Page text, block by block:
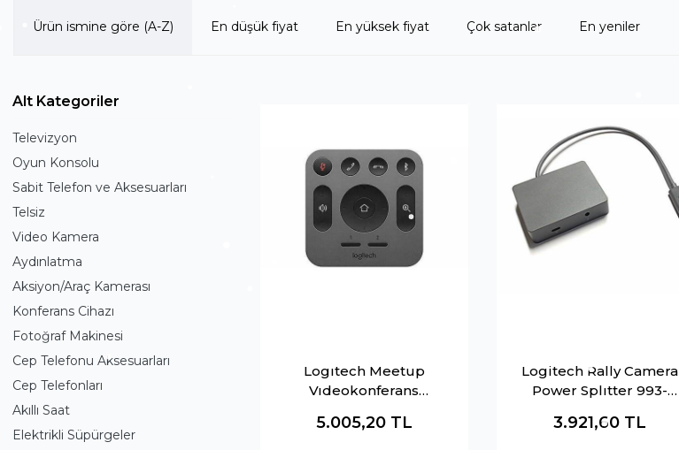
Ürün ismine göre (A-Z) En düşük fiyat En yüksek fiyat Çok satanlar En yeniler
Alt Kategoriler
Televizyon
Oyun Konsolu
Sabit Telefon ve Aksesuarları
Telsiz
Video Kamera
Aydınlatma
Aksiyon/Araç Kamerası
Konferans Cihazı
Fotoğraf Makinesi
Cep Telefonu Aksesuarları
Cep Telefonları
Akıllı Saat
Elektrikli Süpürgeler
Logıtech Meetup
Vıdeokonferans
001389
5.005,20 TL
Logitech Rally Camera
Power Splıtter 993-
3.921,60 TL